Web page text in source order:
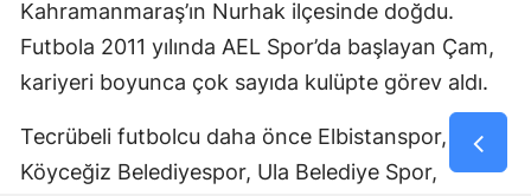
Kahramanmaraş’ın Nurhak ilçesinde doğdu.
Futbola 2011 yılında AEL Spor’da başlayan Çam,
kariyeri boyunca çok sayıda kulüpte görev aldı.
Tecrübeli futbolcu daha önce Elbistanspor,
Köyceğiz Belediyespor, Ula Belediye Spor,